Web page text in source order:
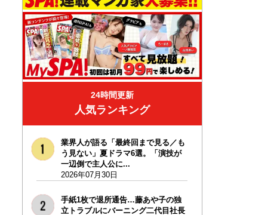
24時間更新
人気ランキング
業界人が語る「最終回まで見る／も
う見ない」夏ドラマ6選。「演技が
一辺倒で主人公に...
2026年07月30日
手紙1枚で退所通告…藤あや子の独
立トラブルにバーニング二代目社長